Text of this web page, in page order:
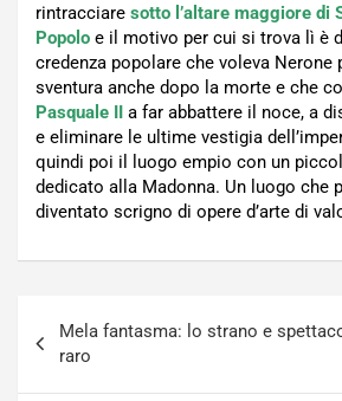
rintracciare sotto l’altare maggiore di
Popolo e il motivo per cui si trova lì è
credenza popolare che voleva Nerone
sventura anche dopo la morte e che
Pasquale II a far abbattere il noce, a
e eliminare le ultime vestigia
quindi poi il luogo empio con un
dedicato alla Madonna. Un luogo che
diventato scrigno di opere d’arte di
articoli
Mela fantasma: lo strano e
raro